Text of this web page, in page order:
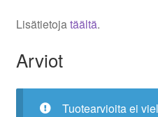
Lisätietojatäältä.
Arviot
Tuotearvioita ei